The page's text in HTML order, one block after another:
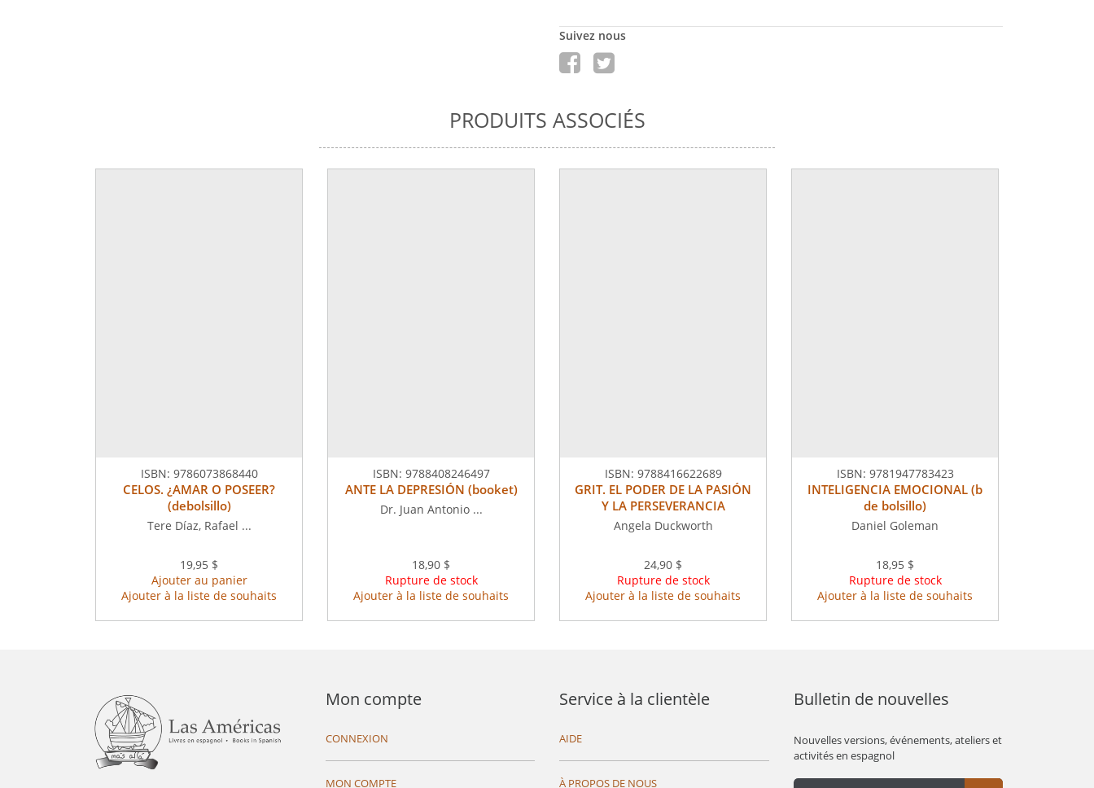
Suivez nous
PRODUITS ASSOCIÉS
ISBN: 9786073868440
CELOS. ¿AMAR O POSEER?
(debolsillo)
Tere Díaz, Rafael ...
19,95 $
Ajouter au panier
Ajouter à la liste de souhaits
ISBN: 9788408246497
ANTE LA DEPRESIÓN (booket)
Dr. Juan Antonio ...
18,90 $
Rupture de stock
Ajouter à la liste de souhaits
ISBN: 9788416622689
GRIT. EL PODER DE LA PASIÓN
Y LA PERSEVERANCIA
Angela Duckworth
24,90 $
Rupture de stock
Ajouter à la liste de souhaits
ISBN: 9781947783423
INTELIGENCIA EMOCIONAL (b
de bolsillo)
Daniel Goleman
18,95 $
Rupture de stock
Ajouter à la liste de souhaits
Mon compte
CONNEXION
MON COMPTE
Service à la clientèle
AIDE
À PROPOS DE NOUS
Bulletin de nouvelles
Nouvelles versions, événements, ateliers et
activités en espagnol